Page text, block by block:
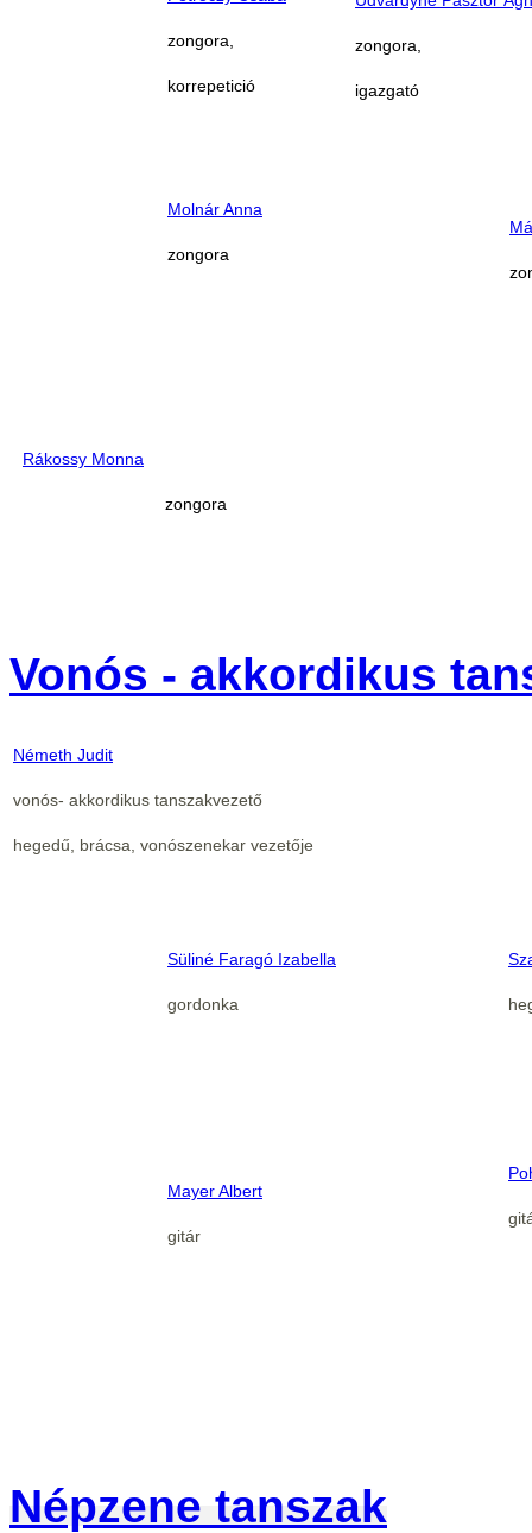
zongora,
korrepetició
zongora,
igazgató
Molnár Anna
zongora
Rákossy Monna
zongora
Vonós - akkordikus
Németh Judit
vonós- akkordikus tanszakvezető
hegedű, brácsa, vonószenekar vezetője
Süliné Faragó Izabella
gordonka
Mayer Albert
gitár
Népzene tanszak